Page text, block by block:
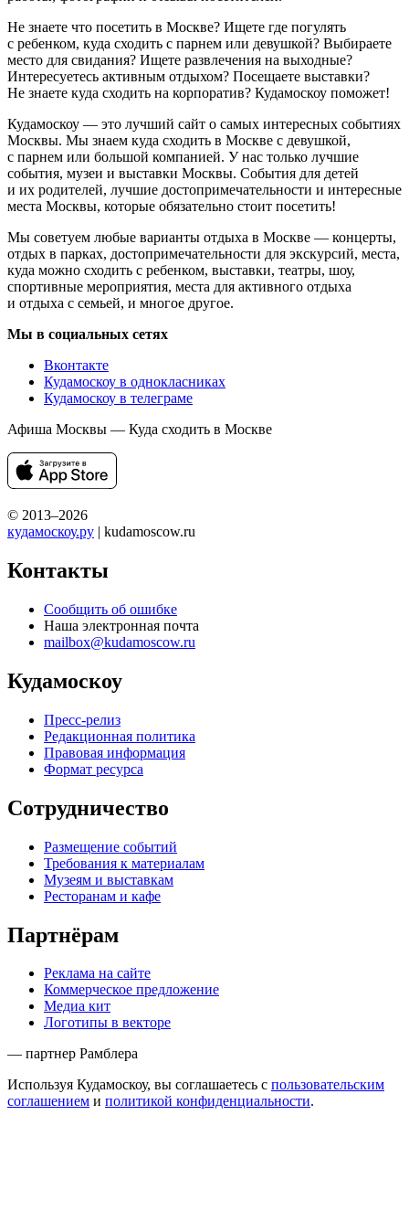
Не знаете что посетить в Москве? Ищете где погулять
с ребенком, куда сходить с парнем или девушкой? Выбираете
место для свидания? Ищете развлечения на выходные?
Интересуетесь активным отдыхом? Посещаете выставки?
Не знаете куда сходить на корпоратив? Кудамоскоу поможет!
Кудамоскоу — это лучший сайт о самых интересных событиях
Москвы. Мы знаем куда сходить в Москве с девушкой,
с парнем или большой компанией. У нас только лучшие
события, музеи и выставки Москвы. События для детей
и их родителей, лучшие достопримечательности и интересные
места Москвы, которые обязательно стоит посетить!
Мы советуем любые варианты отдыха в Москве — концерты,
отдых в парках, достопримечательности для экскурсий, места,
куда можно сходить с ребенком, выставки, театры, шоу,
спортивные мероприятия, места для активного отдыха
и отдыха с семьей, и многое другое.
Мы в социальных сетях
Вконтакте
Кудамоскоу в однокласниках
Кудамоскоу в телеграме
Афиша Москвы — Куда сходить в Москве
© 2013–2026
кудамоскоу.ру | kudamoscow.ru
Контакты
Сообщить об ошибке
Наша электронная почта
mailbox@kudamoscow.ru
Кудамоскоу
Пресс-релиз
Редакционная политика
Правовая информация
Формат ресурса
Сотрудничество
Размещение событий
Требования к материалам
Музеям и выставкам
Ресторанам и кафе
Партнёрам
Реклама на сайте
Коммерческое предложение
Медиа кит
Логотипы в векторе
— партнер Рамблера
Используя Кудамоскоу, вы соглашаетесь с пользовательским
соглашением и политикой конфиденциальности.